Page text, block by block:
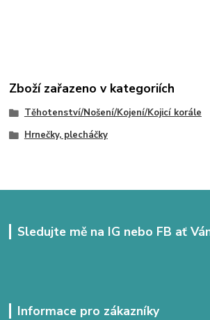
Zboží zařazeno v kategoriích
Těhotenství/Nošení/Kojení/Kojicí korále
Hrnečky, plecháčky
Sledujte mě na IG nebo FB ať
Informace pro zákazníky